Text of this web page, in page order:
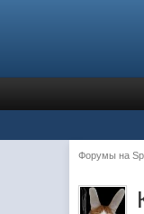
Форумы на